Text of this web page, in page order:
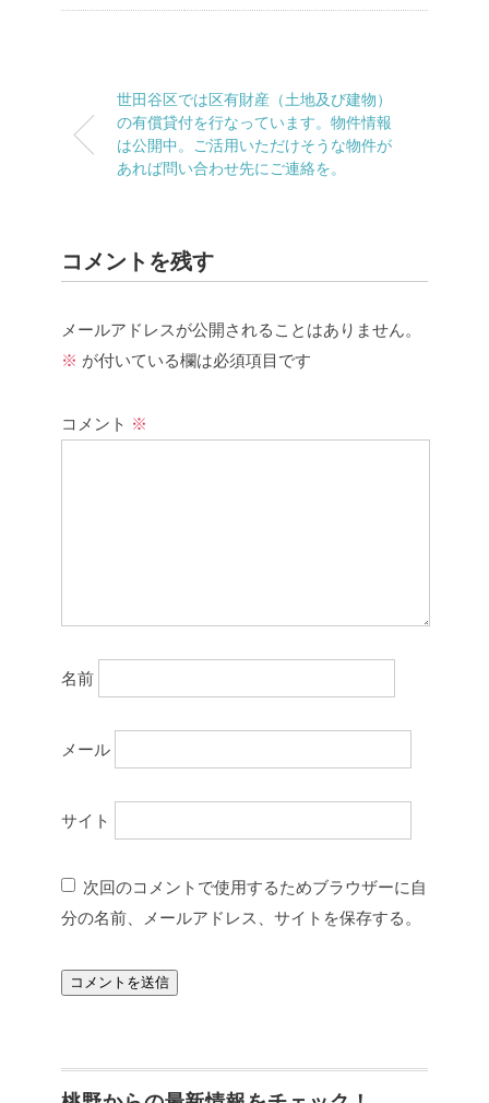
世田谷区では区有財産（土地及び建物）
の有償貸付を行なっています。物件情報
は公開中。ご活用いただけそうな物件が
あれば問い合わせ先にご連絡を。
コメントを残す
メールアドレスが公開されることはありません。
※ が付いている欄は必須項目です
コメント ※
名前
メール
サイト
次回のコメントで使用するためブラウザーに自
分の名前、メールアドレス、サイトを保存する。